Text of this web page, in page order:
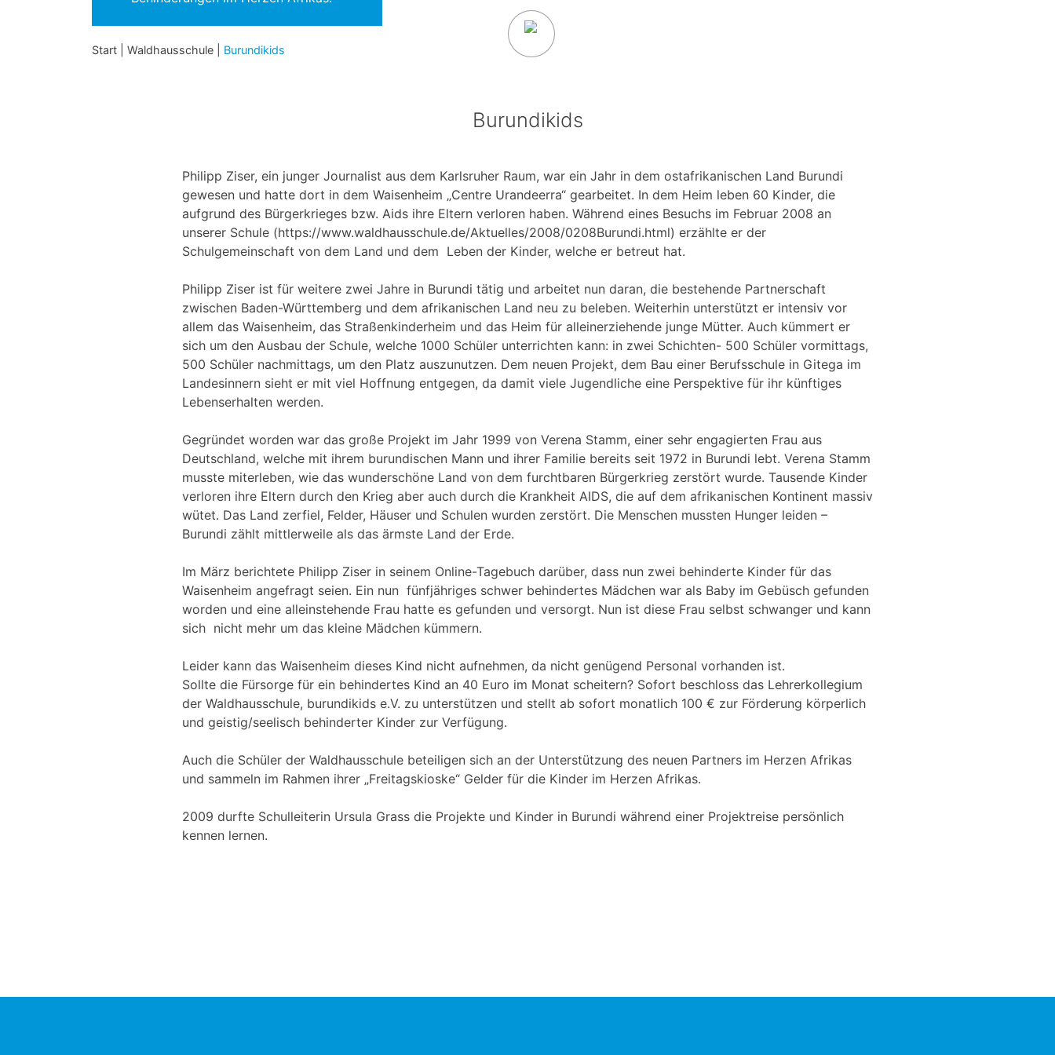
Start Waldhausschule Burundikids
Burundikids
Philipp Ziser, ein junger Journalist aus dem Karlsruher Raum, war ein Jahr in dem ostafrikanischen Land Burundi
gewesen und hatte dort in dem Waisenheim „Centre Urandeerra“ gearbeitet. In dem Heim leben 60 Kinder, die
aufgrund des Bürgerkrieges bzw. Aids ihre Eltern verloren haben. Während eines Besuchs im Februar 2008 an
unserer Schule (https://www.waldhausschule.de/Aktuelles/2008/0208Burundi.html) erzählte er der
Schulgemeinschaft von dem Land und dem Leben der Kinder, welche er betreut hat.
Philipp Ziser ist für weitere zwei Jahre in Burundi tätig und arbeitet nun daran, die bestehende Partnerschaft
zwischen Baden-Württemberg und dem afrikanischen Land neu zu beleben. Weiterhin unterstützt er intensiv vor
allem das Waisenheim, das Straßenkinderheim und das Heim für alleinerziehende junge Mütter. Auch kümmert er
sich um den Ausbau der Schule, welche 1000 Schüler unterrichten kann: in zwei Schichten- 500 Schüler vormittags,
500 Schüler nachmittags, um den Platz auszunutzen. Dem neuen Projekt, dem Bau einer Berufsschule in Gitega im
Landesinnern sieht er mit viel Hoffnung entgegen, da damit viele Jugendliche eine Perspektive für ihr künftiges
Lebenserhalten werden.
Gegründet worden war das große Projekt im Jahr 1999 von Verena Stamm, einer sehr engagierten Frau aus
Deutschland, welche mit ihrem burundischen Mann und ihrer Familie bereits seit 1972 in Burundi lebt. Verena Stamm
musste miterleben, wie das wunderschöne Land von dem furchtbaren Bürgerkrieg zerstört wurde. Tausende Kinder
verloren ihre Eltern durch den Krieg aber auch durch die Krankheit AIDS, die auf dem afrikanischen Kontinent massiv
wütet. Das Land zerfiel, Felder, Häuser und Schulen wurden zerstört. Die Menschen mussten Hunger leiden –
Burundi zählt mittlerweile als das ärmste Land der Erde.
Im März berichtete Philipp Ziser in seinem Online-Tagebuch darüber, dass nun zwei behinderte Kinder für das
Waisenheim angefragt seien. Ein nun fünfjähriges schwer behindertes Mädchen war als Baby im Gebüsch gefunden
worden und eine alleinstehende Frau hatte es gefunden und versorgt. Nun ist diese Frau selbst schwanger und kann
sich nicht mehr um das kleine Mädchen kümmern.
Leider kann das Waisenheim dieses Kind nicht aufnehmen, da nicht genügend Personal vorhanden ist.
Sollte die Fürsorge für ein behindertes Kind an 40 Euro im Monat scheitern? Sofort beschloss das Lehrerkollegium
der Waldhausschule, burundikids e.V. zu unterstützen und stellt ab sofort monatlich 100 € zur Förderung körperlich
und geistig/seelisch behinderter Kinder zur Verfügung.
Auch die Schüler der Waldhausschule beteiligen sich an der Unterstützung des neuen Partners im Herzen Afrikas
und sammeln im Rahmen ihrer „Freitagskioske“ Gelder für die Kinder im Herzen Afrikas.
2009 durfte Schulleiterin Ursula Grass die Projekte und Kinder in Burundi während einer Projektreise persönlich
kennen lernen.